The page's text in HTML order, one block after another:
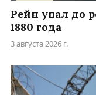
Рейн упал до
1880 года
3 августа 2026 г.